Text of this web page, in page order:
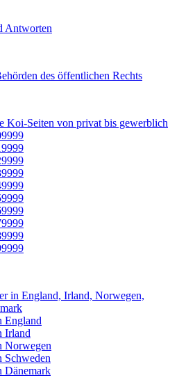
Antworten
des öffentlichen Rechts
Koi-Seiten von privat bis gewerblich
in England, Irland, Norwegen,
England
Irland
Norwegen
Dänemark